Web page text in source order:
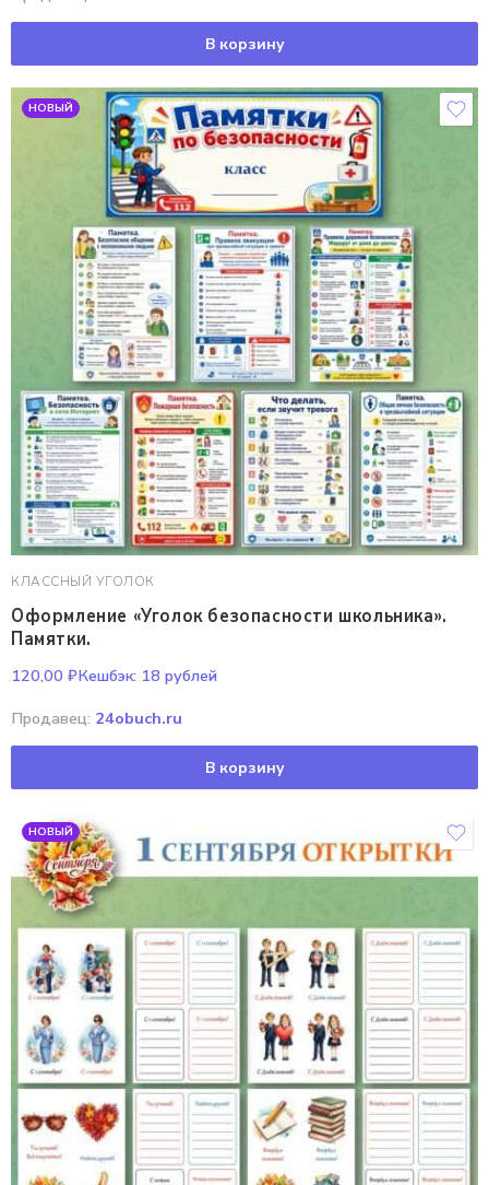
В корзину
НОВЫЙ
КЛАССНЫЙ УГОЛОК
Оформление «Уголок безопасности школьника».
Памятки.
120,00 ₽Кешбэк: 18 рублей
Продавец: 24obuch.ru
В корзину
НОВЫЙ